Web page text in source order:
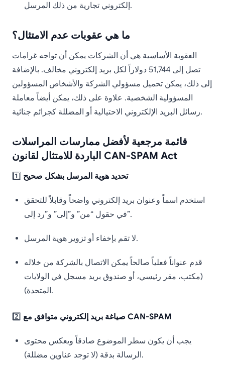
إلكتروني تجارية من ذلك المرسل.
ما هي عقوبات عدم الامتثال؟
العقوبة الأساسية هي أن الشركات يمكن أن تواجه غرامات
تصل إلى 51,744 دولاراً لكل بريد إلكتروني مخالف. بالإضافة
إلى ذلك، يمكن تحميل مسؤولي الشركة والأشخاص المسؤولين
المسؤولية الشخصية. علاوة على ذلك، يمكن أيضاً معاملة
رسائل البريد الإلكتروني الاحتيالية أو المضللة كجرائم جنائية.
قائمة مرجعية لأفضل ممارسات المراسلات
الباردة للامتثال لقانون CAN-SPAM Act
1️⃣ تحديد هوية المرسل بشكل صحيح
استخدم اسماً وعنوان بريد إلكتروني واضحاً وقابلاً للتحقق
في حقول “من” و”إلى” و”رد إلى”.
لا تقم بإخفاء أو تزوير هوية المرسل.
قدم عنواناً فعلياً صالحاً يمكن الاتصال بالشركة من خلاله
(مكتب، مقر رئيسي، أو صندوق بريد مسجل في الولايات
المتحدة).
2️⃣ صياغة بريد إلكتروني متوافق مع CAN-SPAM
يجب أن يكون سطر الموضوع صادقاً ويعكس محتوى
الرسالة بدقة (لا توجد عناوين مضللة).